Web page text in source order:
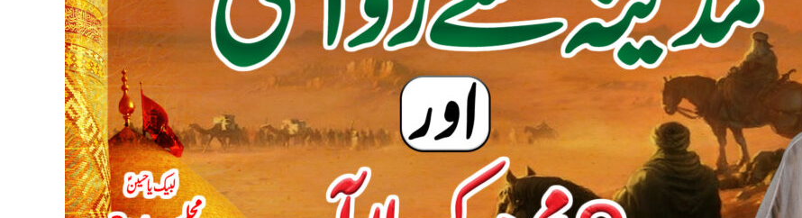
Karbala
Aamad
||
Muharram
2025